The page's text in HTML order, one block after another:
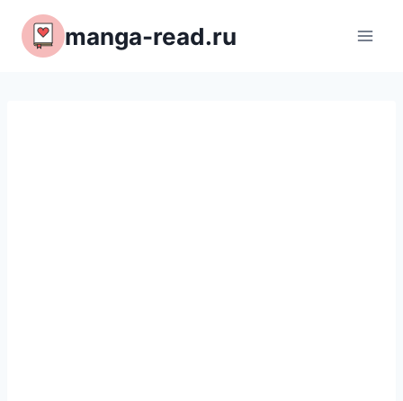
Перейти
содержимому
manga-read.ru